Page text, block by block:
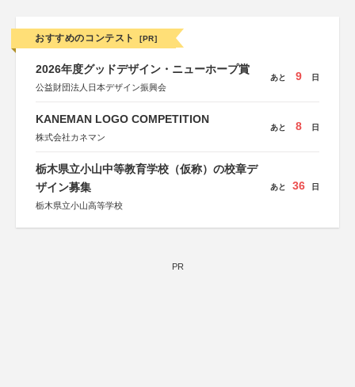
おすすめのコンテスト [PR]
2026年度グッドデザイン・ニューホープ賞
公益財団法人日本デザイン振興会
あと 9 日
KANEMAN LOGO COMPETITION
株式会社カネマン
あと 8 日
栃木県立小山中等教育学校（仮称）の校章デ
ザイン募集
栃木県立小山高等学校
あと 36 日
PR